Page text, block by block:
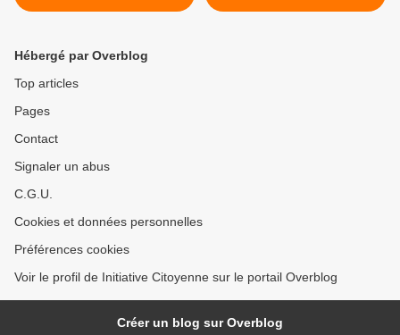
vague de protestation des
Hébergé par Overblog
Top articles
Pages
Contact
Signaler un abus
C.G.U.
Cookies et données personnelles
Préférences cookies
Voir le profil de Initiative Citoyenne sur le portail Overblog
Créer un blog sur Overblog